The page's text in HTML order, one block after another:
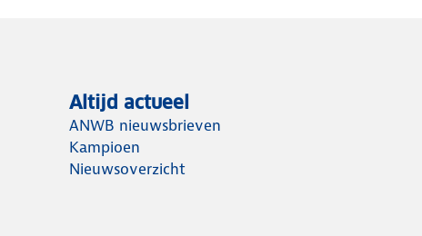
Altijd actueel
ANWB nieuwsbrieven
Kampioen
Nieuwsoverzicht